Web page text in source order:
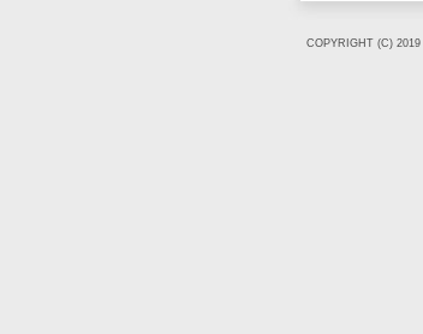
COPYRIGHT (C) 2019